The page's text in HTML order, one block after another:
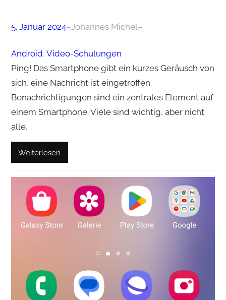
5. Januar 2024–Johannes Michel–
Android, Video-Schulungen
Ping! Das Smartphone gibt ein kurzes Geräusch von
sich, eine Nachricht ist eingetroffen.
Benachrichtigungen sind ein zentrales Element auf
einem Smartphone. Viele sind wichtig, aber nicht
alle.
Weiterlesen